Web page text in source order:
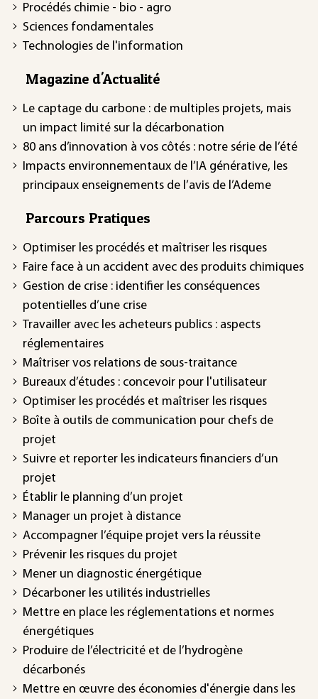
Procédés chimie - bio - agro
Sciences fondamentales
Technologies de l'information
Magazine d'Actualité
Le captage du carbone : de multiples projets, mais
un impact limité sur la décarbonation
80 ans d’innovation à vos côtés : notre série de l’été
Impacts environnementaux de l’IA générative, les
principaux enseignements de l’avis de l’Ademe
Parcours Pratiques
Optimiser les procédés et maîtriser les risques
Faire face à un accident avec des produits chimiques
Gestion de crise : identifier les conséquences
potentielles d’une crise
Travailler avec les acheteurs publics : aspects
réglementaires
Maîtriser vos relations de sous-traitance
Bureaux d’études : concevoir pour l'utilisateur
Optimiser les procédés et maîtriser les risques
Boîte à outils de communication pour chefs de
projet
Suivre et reporter les indicateurs financiers d’un
projet
Établir le planning d’un projet
Manager un projet à distance
Accompagner l’équipe projet vers la réussite
Prévenir les risques du projet
Mener un diagnostic énergétique
Décarboner les utilités industrielles
Mettre en place les réglementations et normes
énergétiques
Produire de l’électricité et de l’hydrogène
décarbonés
Mettre en œuvre des économies d'énergie dans les